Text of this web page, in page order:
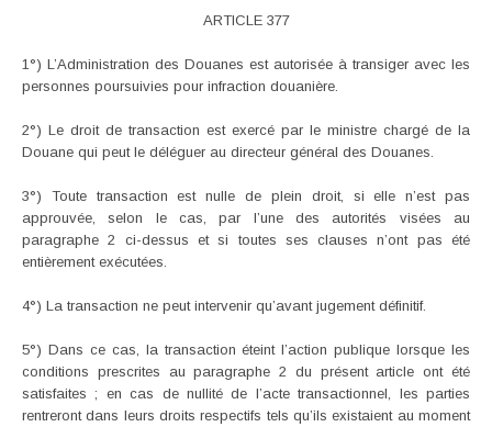
ARTICLE 377
1°) L’Administration des Douanes est autorisée à transiger avec les
personnes poursuivies pour infraction douanière.
2°) Le droit de transaction est exercé par le ministre chargé de la
Douane qui peut le déléguer au directeur général des Douanes.
3°) Toute transaction est nulle de plein droit, si elle n’est pas
approuvée, selon le cas, par l’une des autorités visées au
paragraphe 2 ci-dessus et si toutes ses clauses n’ont pas été
entièrement exécutées.
4°) La transaction ne peut intervenir qu’avant jugement définitif.
5°) Dans ce cas, la transaction éteint l’action publique lorsque les
conditions prescrites au paragraphe 2 du présent article ont été
satisfaites ; en cas de nullité de l’acte transactionnel, les parties
rentreront dans leurs droits respectifs tels qu’ils existaient au moment